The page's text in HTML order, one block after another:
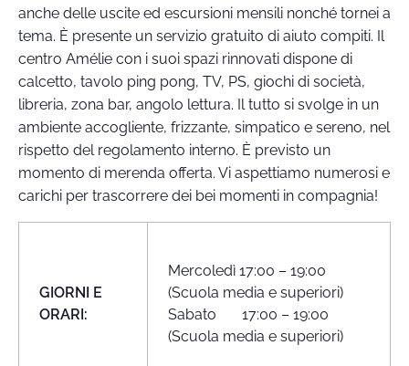
anche delle uscite ed escursioni mensili nonché tornei a
tema. È presente un servizio gratuito di aiuto compiti. Il
centro Amélie con i suoi spazi rinnovati dispone di
calcetto, tavolo ping pong, TV, PS, giochi di società,
libreria, zona bar, angolo lettura. Il tutto si svolge in un
ambiente accogliente, frizzante, simpatico e sereno, nel
rispetto del regolamento interno. È previsto un
momento di merenda offerta. Vi aspettiamo numerosi e
carichi per trascorrere dei bei momenti in compagnia!
GIORNI E
ORARI:
Mercoledì 17:00 – 19:00
(Scuola media e superiori)
Sabato 17:00 – 19:00
(Scuola media e superiori)